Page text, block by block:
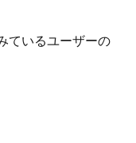
ているユーザーの